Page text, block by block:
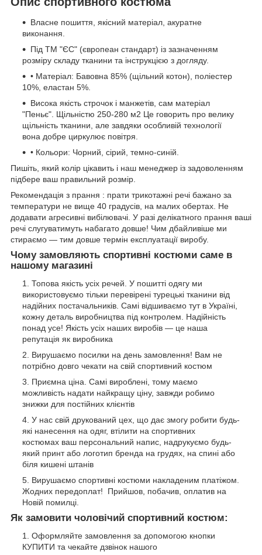
Власне пошиття, якісний матеріал, акуратне
виконання.
Під ТМ "ЄС" (європеан стандарт) із зазначенням
розміру складу тканини та інструкцією з догляду.
• Матеріал: Бавовна 85% (щільний котон), поліестер
10%, еластан 5%.
Висока якість строчок і манжетів, сам матеріал
"Пеньє". Щільністю 250-280 м2 Це говорить про велику
щільність тканини, але завдяки особливій технології
вона добре циркулює повітря.
• Кольори: Чорний, сірий, темно-синій.
Пишіть, який колір цікавить і наш менеджер із задоволенням
підбере ваш правильний розмір.
Рекомендація з прання : прати трикотажні речі бажано за
температури не вище 40 градусів, на малих обертах. Не
додавати агресивні вибілювачі. У разі делікатного прання ваші
речі слугуватимуть набагато довше! Чим дбайливіше ми
стираємо — тим довше термін експлуатації виробу.
Чому замовляють спортивні костюми саме в
нашому магазині
Топова якість усіх речей. У пошитті одягу ми
використовуємо тільки перевірені турецькі тканини від
надійних постачальників. Самі відшиваємо тут в Україні,
кожну деталь виробництва під контролем. Надійність
понад усе! Якість усіх наших виробів — це наша
репутація як виробника
Вирушаємо посилки на день замовлення! Вам не
потрібно довго чекати на свій спортивний костюм
Приємна ціна. Самі вироблені, тому маємо
можливість надати найкращу ціну, завжди робимо
знижки для постійних клієнтів
У нас свій друкований цех, що дає змогу робити будь-
які нанесення на одяг, втілити на спортивних
костюмах ваш персональний напис, надрукуємо будь-
який принт або логотип бренда на грудях, на спині або
біля кишені штанів
Вирушаємо спортивні костюми накладеним платіжом.
Жодних передоплат! Прийшов, побачив, оплатив на
Новій помилці.
Як замовити чоловічий спортивний костюм:
Оформляйте замовлення за допомогою кнопки
КУПИТИ та чекайте дзвінок нашого